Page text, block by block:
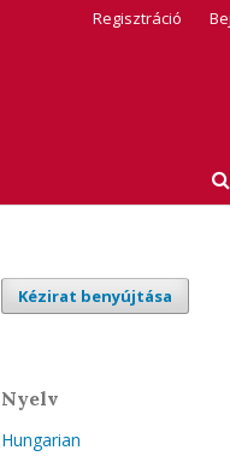
Regisztráció
Kézirat benyújtása
Nyelv
Hungarian